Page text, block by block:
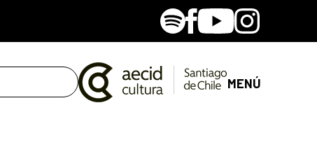
SpotifyFacebook
YoutubeInstagram
MENÚ